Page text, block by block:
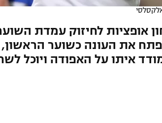
אופציות לחיזוק עמדת
את העונה כשוער הראשון,
איתו על האפודה ויוכל